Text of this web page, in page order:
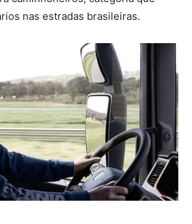
nas estradas brasileiras.